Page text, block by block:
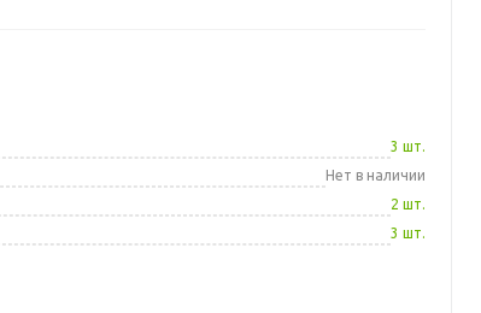
3 шт.
Нет в наличии
2 шт.
3 шт.